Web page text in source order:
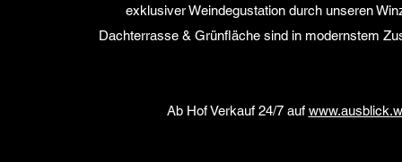
exklusiver Weindegustation durch unseren
Dachterrasse & Grünfläche sind in modernstem
Ab Hof Verkauf 24/7 auf